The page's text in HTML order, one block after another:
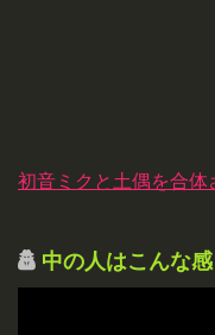
初音ミクと土偶を合体
中の人はこんな感